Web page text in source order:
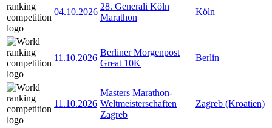
04.10.2026
28. Generali Köln
Marathon
Köln
11.10.2026
Berliner Morgenpost
Great 10K
Berlin
11.10.2026
Masters Marathon-
Weltmeisterschaften
Zagreb
Zagreb (Kroatien)